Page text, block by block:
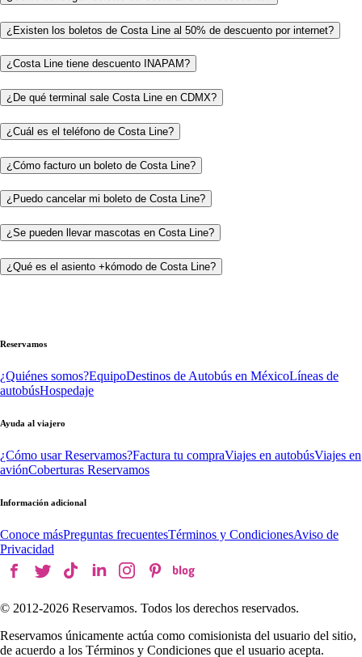
¿Existen los boletos de Costa Line al 50% de descuento por internet?
¿Costa Line tiene descuento INAPAM?
¿De qué terminal sale Costa Line en CDMX?
¿Cuál es el teléfono de Costa Line?
¿Cómo facturo un boleto de Costa Line?
¿Puedo cancelar mi boleto de Costa Line?
¿Se pueden llevar mascotas en Costa Line?
¿Qué es el asiento +kómodo de Costa Line?
Reservamos
¿Quiénes somos?EquipoDestinos de Autobús en MéxicoLíneas de
autobúsHospedaje
Ayuda al viajero
¿Cómo usar Reservamos?Factura tu compraViajes en autobúsViajes en
aviónCoberturas Reservamos
Información adicional
Conoce másPreguntas frecuentesTérminos y CondicionesAviso de
Privacidad
© 2012-2026 Reservamos. Todos los derechos reservados.
Reservamos únicamente actúa como comisionista del usuario del sitio,
de acuerdo a los Términos y Condiciones que el usuario acepta.